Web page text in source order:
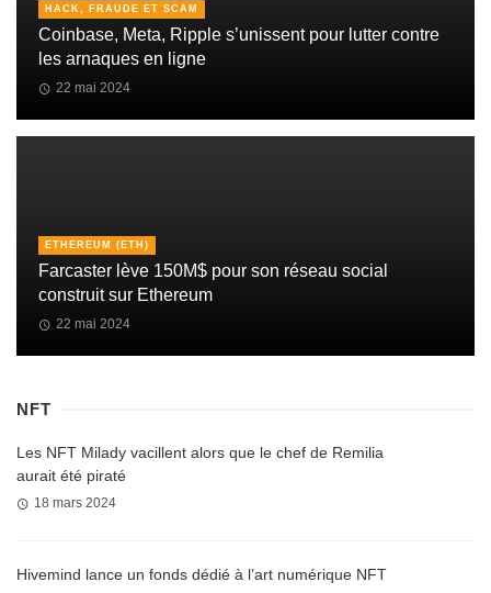
HACK, FRAUDE ET SCAM
Coinbase, Meta, Ripple s’unissent pour lutter contre
les arnaques en ligne
22 mai 2024
ETHEREUM (ETH)
Farcaster lève 150M$ pour son réseau social
construit sur Ethereum
22 mai 2024
NFT
Les NFT Milady vacillent alors que le chef de Remilia
aurait été piraté
18 mars 2024
Hivemind lance un fonds dédié à l’art numérique NFT